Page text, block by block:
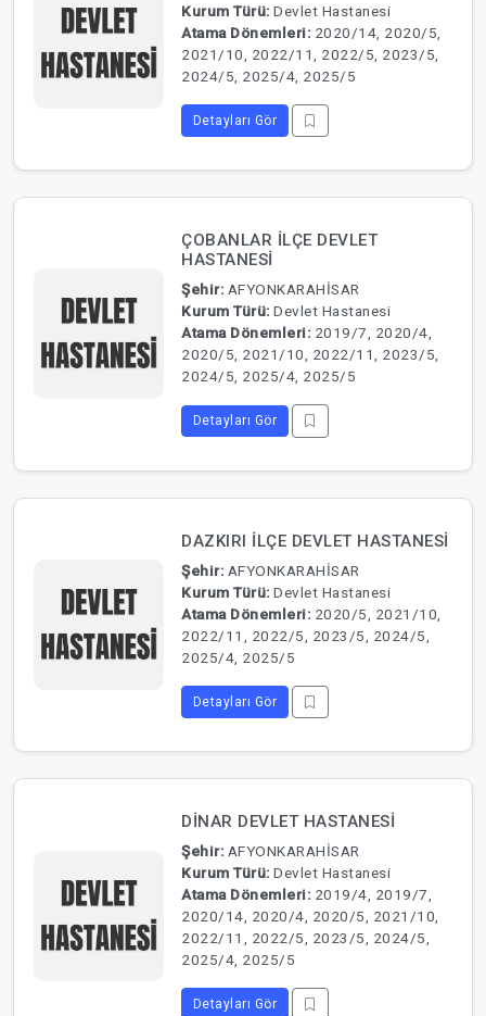
Kurum Türü: Devlet Hastanesi
Atama Dönemleri: 2020/14, 2020/5,
2021/10, 2022/11, 2022/5, 2023/5,
2024/5, 2025/4, 2025/5
Detayları Gör
ÇOBANLAR İLÇE DEVLET
HASTANESİ
Şehir: AFYONKARAHİSAR
Kurum Türü: Devlet Hastanesi
Atama Dönemleri: 2019/7, 2020/4,
2020/5, 2021/10, 2022/11, 2023/5,
2024/5, 2025/4, 2025/5
Detayları Gör
DAZKIRI İLÇE DEVLET HASTANESİ
Şehir: AFYONKARAHİSAR
Kurum Türü: Devlet Hastanesi
Atama Dönemleri: 2020/5, 2021/10,
2022/11, 2022/5, 2023/5, 2024/5,
2025/4, 2025/5
Detayları Gör
DİNAR DEVLET HASTANESİ
Şehir: AFYONKARAHİSAR
Kurum Türü: Devlet Hastanesi
Atama Dönemleri: 2019/4, 2019/7,
2020/14, 2020/4, 2020/5, 2021/10,
2022/11, 2022/5, 2023/5, 2024/5,
2025/4, 2025/5
Detayları Gör